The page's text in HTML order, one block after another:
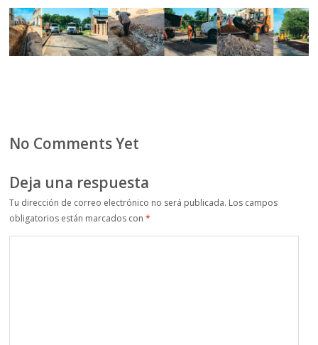
No Comments Yet
Deja una respuesta
Tu dirección de correo electrónico no será publicada. Los campos
obligatorios están marcados con*